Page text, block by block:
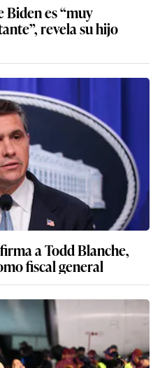
Biden es “muy
revela su hijo
a Todd Blanche,
fiscal general